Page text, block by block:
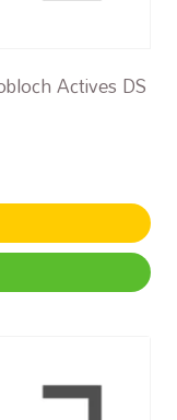
Actives DS